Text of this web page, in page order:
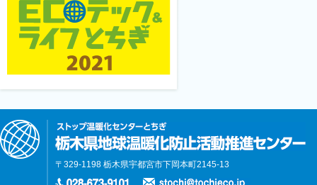
〒329-1198 栃木県宇都宮市下岡本町2145-13